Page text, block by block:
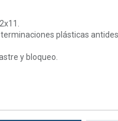
plásticas
y bloqueo.